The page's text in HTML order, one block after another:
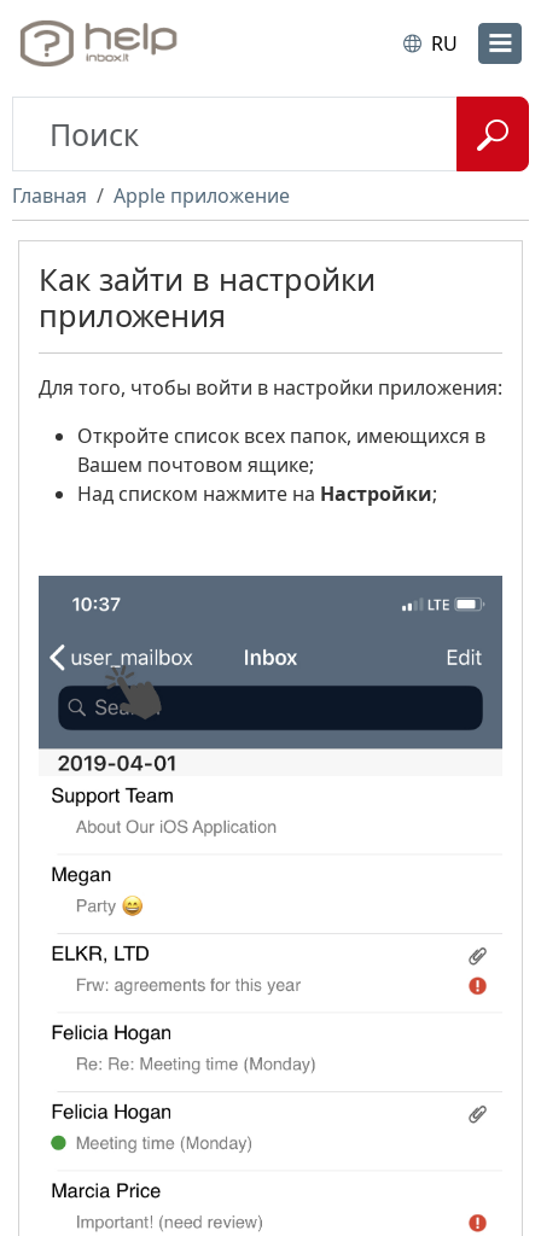
RU
Главная Apple приложение
Как зайти в настройки
приложения
Для того, чтобы войти в настройки приложения:
Откройте список всех папок, имеющихся в
Вашем почтовом ящике;
Над списком нажмите на Настройки;